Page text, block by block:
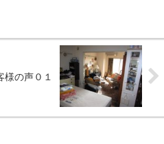
様の声０１